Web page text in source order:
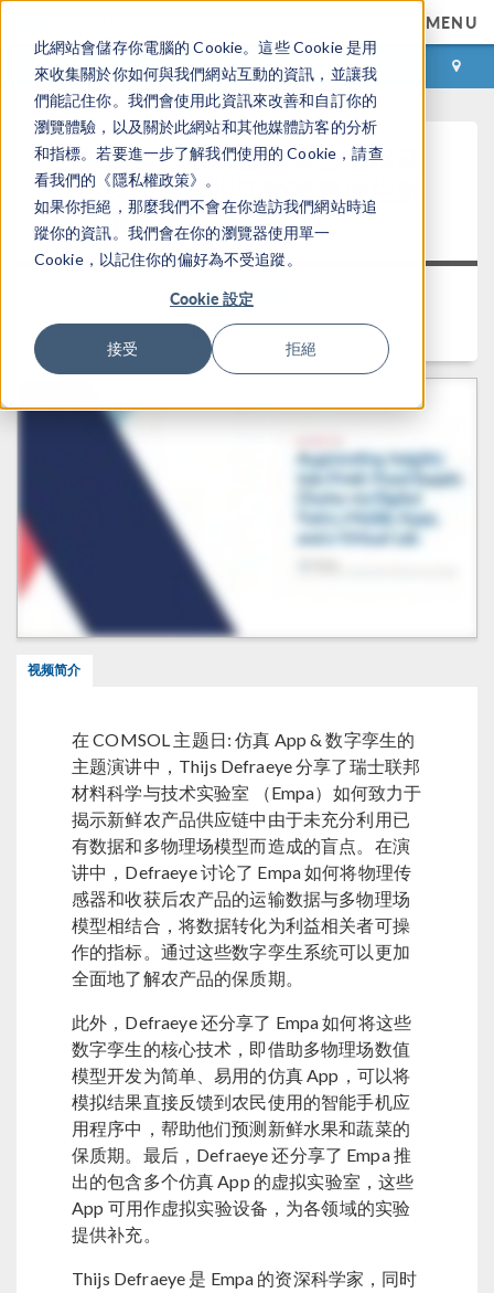
此網站會儲存你電腦的 Cookie。這些 Cookie 是用
來收集關於你如何與我們網站互動的資訊，並讓我
們能記住你。我們會使用此資訊來改善和自訂你的
瀏覽體驗，以及關於此網站和其他媒體訪客的分析
和指標。若要進一步了解我們使用的 Cookie，請查
看我們的《隱私權政策》。
如果你拒絕，那麼我們不會在你造訪我們網站時追
蹤你的資訊。我們會在你的瀏覽器使用單一
Cookie，以記住你的偏好為不受追蹤。
Cookie 設定
接受 拒絕
MENU
登录 咨询与购买
主题演讲：借助数字孪生、移动
应用程序和虚拟实验室管理生鲜
食品供应链
返回视频中心
时长： 21:12
视频简介
在 COMSOL 主题日: 仿真 App & 数字孪生的
主题演讲中，Thijs Defraeye 分享了瑞士联邦
材料科学与技术实验室 （Empa）如何致力于
揭示新鲜农产品供应链中由于未充分利用已
有数据和多物理场模型而造成的盲点。在演
讲中，Defraeye 讨论了 Empa 如何将物理传
感器和收获后农产品的运输数据与多物理场
模型相结合，将数据转化为利益相关者可操
作的指标。通过这些数字孪生系统可以更加
全面地了解农产品的保质期。
此外，Defraeye 还分享了 Empa 如何将这些
数字孪生的核心技术，即借助多物理场数值
模型开发为简单、易用的仿真 App，可以将
模拟结果直接反馈到农民使用的智能手机应
用程序中，帮助他们预测新鲜水果和蔬菜的
保质期。最后，Defraeye 还分享了 Empa 推
出的包含多个仿真 App 的虚拟实验室，这些
App 可用作虚拟实验设备，为各领域的实验
提供补充。
Thijs Defraeye 是 Empa 的资深科学家，同时